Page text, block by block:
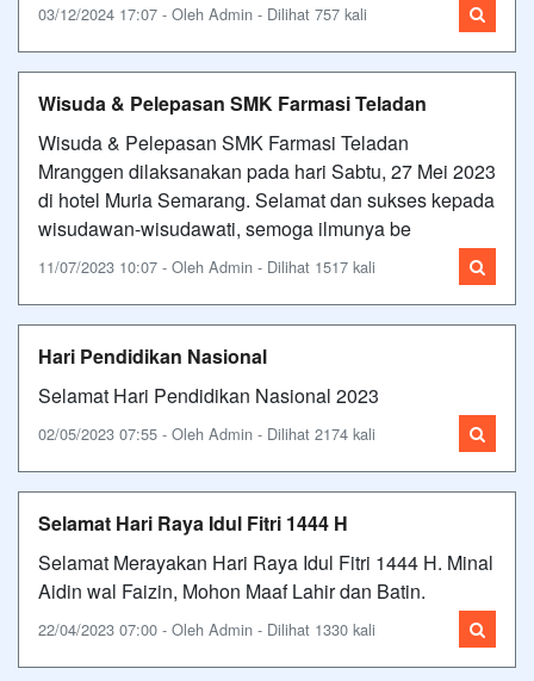
03/12/2024 17:07 - Oleh Admin - Dilihat 757 kali
Wisuda & Pelepasan SMK Farmasi Teladan
Wisuda & Pelepasan SMK Farmasi Teladan
Mranggen dilaksanakan pada hari Sabtu, 27 Mei 2023
di hotel Muria Semarang. Selamat dan sukses kepada
wisudawan-wisudawati, semoga ilmunya be
11/07/2023 10:07 - Oleh Admin - Dilihat 1517 kali
Hari Pendidikan Nasional
Selamat Hari Pendidikan Nasional 2023
02/05/2023 07:55 - Oleh Admin - Dilihat 2174 kali
Selamat Hari Raya Idul Fitri 1444 H
Selamat Merayakan Hari Raya Idul Fitri 1444 H. Minal
Aidin wal Faizin, Mohon Maaf Lahir dan Batin.
22/04/2023 07:00 - Oleh Admin - Dilihat 1330 kali